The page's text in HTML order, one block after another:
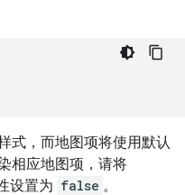
式，而地图项将使用默认
相应地图项，请将
设置为 false 。